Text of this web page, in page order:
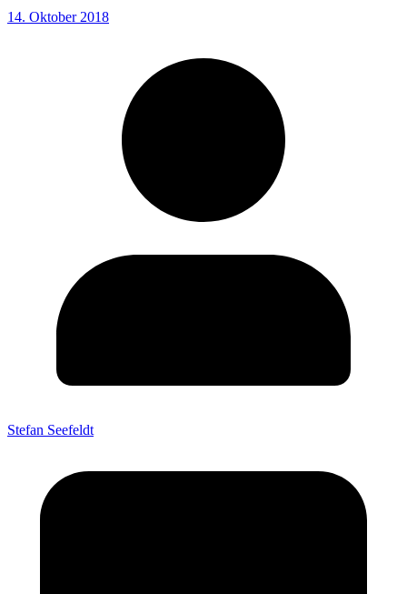
14. Oktober 2018
Stefan Seefeldt